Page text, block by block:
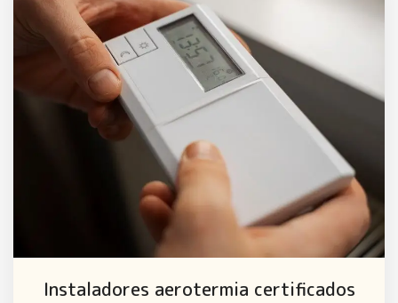
Instaladores aerotermia certificados